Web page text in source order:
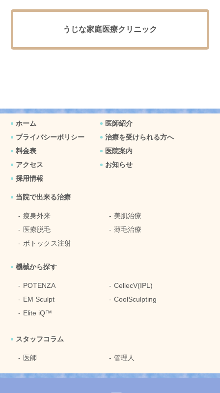
うじな家庭医療クリニック
ホーム
医師紹介
プライバシーポリシー
治療を受けられる方へ
料金表
医院案内
アクセス
お知らせ
採用情報
当院で出来る治療
痩身外来
美肌治療
医療脱毛
薄毛治療
ボトックス注射
機械から探す
POTENZA
CellecV(IPL)
EM Sculpt
CoolSculpting
Elite iQ™
スタッフコラム
医師 管理人